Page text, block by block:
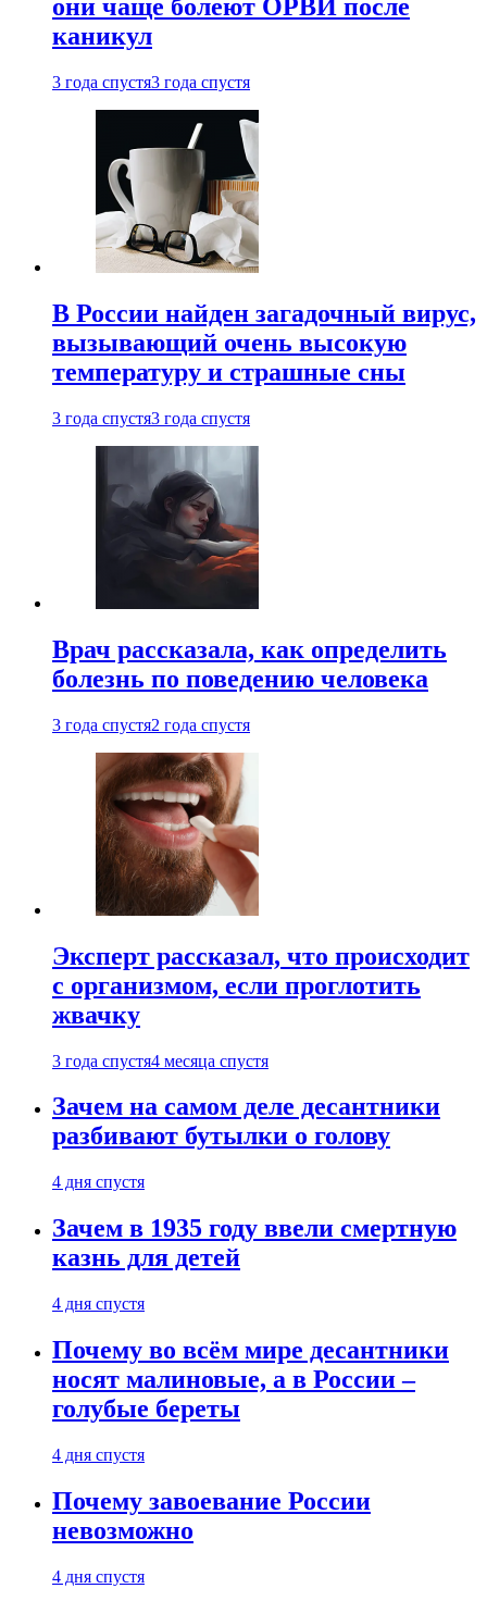
они чаще болеют ОРВИ после
каникул
3 года спустя3 года спустя
В России найден загадочный вирус,
вызывающий очень высокую
температуру и страшные сны
3 года спустя3 года спустя
Врач рассказала, как определить
болезнь по поведению человека
3 года спустя2 года спустя
Эксперт рассказал, что происходит
с организмом, если проглотить
жвачку
3 года спустя4 месяца спустя
Зачем на самом деле десантники
разбивают бутылки о голову
4 дня спустя
Зачем в 1935 году ввели смертную
казнь для детей
4 дня спустя
Почему во всём мире десантники
носят малиновые, а в России –
голубые береты
4 дня спустя
Почему завоевание России
невозможно
4 дня спустя